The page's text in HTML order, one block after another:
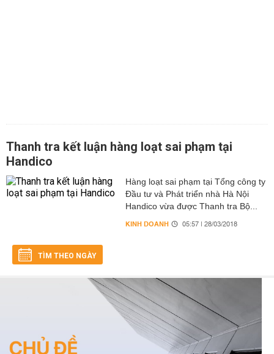
Thanh tra kết luận hàng loạt sai phạm tại
Handico
Hàng loạt sai phạm tại Tổng công ty
Đầu tư và Phát triển nhà Hà Nội
Handico vừa được Thanh tra Bộ...
KINH DOANH 05:57 | 28/03/2018
TÌM THEO NGÀY